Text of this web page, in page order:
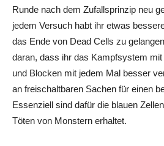
Runde nach dem Zufallsprinzip neu
jedem Versuch habt ihr etwas
das Ende von Dead Cells zu
daran, dass ihr das Kampfsystem
und Blocken mit jedem Mal besser
an freischaltbaren Sachen für einen
Essenziell sind dafür die blauen
Töten von Monstern erhaltet.